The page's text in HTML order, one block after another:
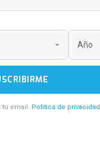
tu email. Politica de privacidad